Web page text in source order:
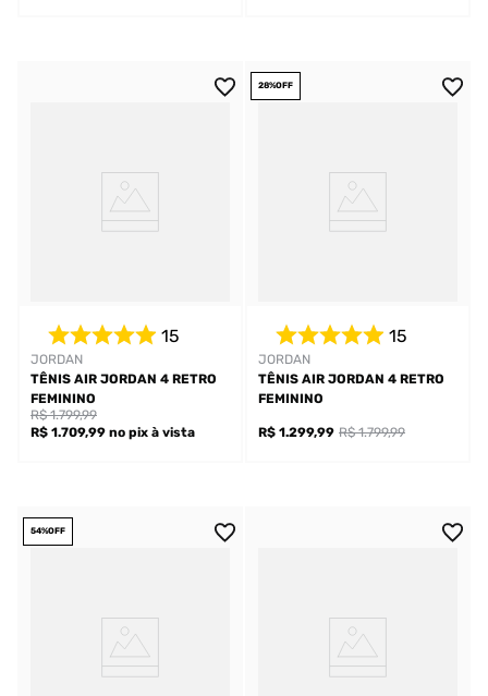
JORDAN
15
TÊNIS AIR JORDAN 4 RETRO
FEMININO
R$ 1.709,99 no pix à vista
R$ 1.799,99
28%OFF
JORDAN
15
TÊNIS AIR JORDAN 4 RETRO
FEMININO
R$ 1.299,99 R$ 1.799,99
54%OFF